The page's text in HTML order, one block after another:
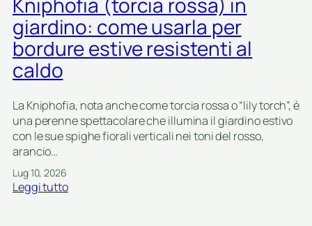
o
p
e
r
a
r
d
i
n
n
a
r
e
r
p
c
giardino: come usarla per
bordure estive resistenti al
caldo
La Kniphofia, nota anche come torcia rossa o “lily torch”, è
una perenne spettacolare che illumina il giardino estivo
con le sue spighe fiorali verticali nei toni del rosso,
arancio…
Lug 10, 2026
Leggi tutto: